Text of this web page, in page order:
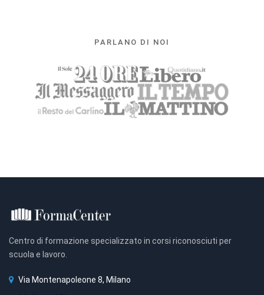
PARLANO DI NOI
Centro di formazione specializzato in corsi riconosciuti per
scuola e lavoro.
Via Montenapoleone 8, Milano